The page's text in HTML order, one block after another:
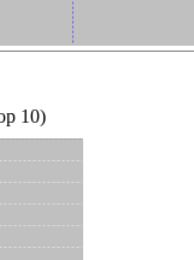
10)